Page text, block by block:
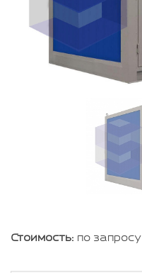
Стоимость: по запросу